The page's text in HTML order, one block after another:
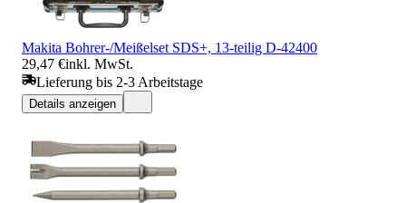
Makita Bohrer-/Meißelset SDS+, 13-teilig D-42400
29,47 €inkl. MwSt.
Lieferung bis 2-3 Arbeitstage
Details anzeigen